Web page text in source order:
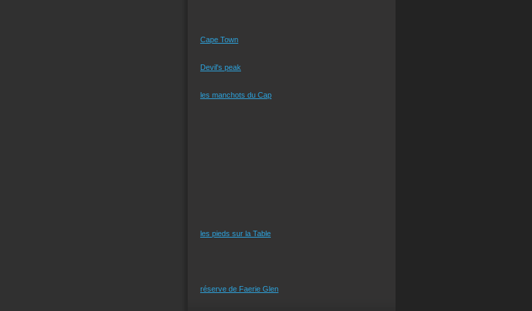
Cape Town
Devil's peak
les manchots du Cap
les pieds sur la Table
réserve de Faerie Glen